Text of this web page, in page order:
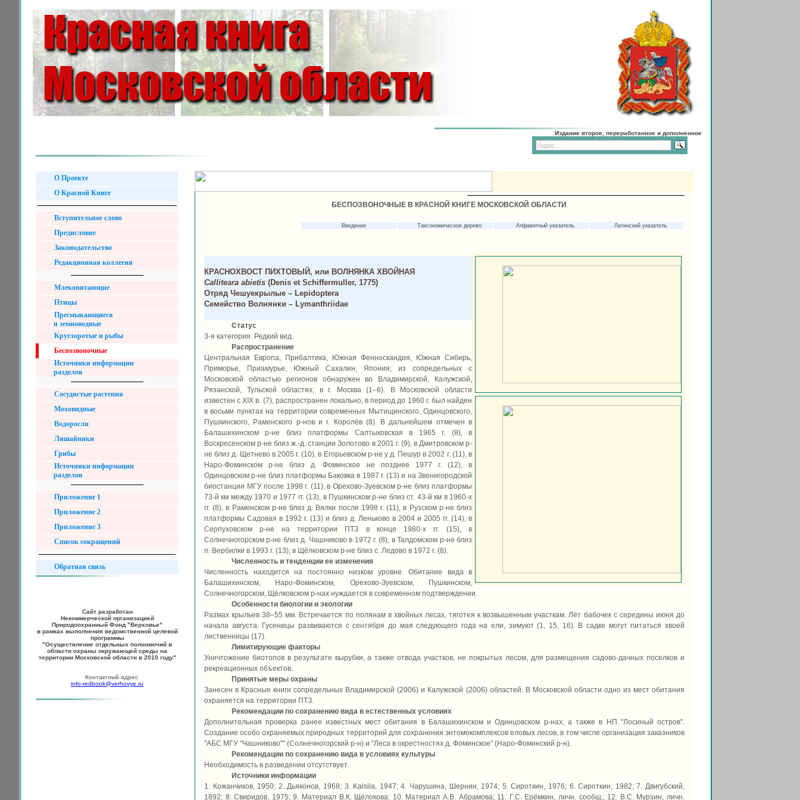
Издание второе, переработанное и дополненное
О Проекте
О Красной Книге
Вступительное слово
Предисловие
Законодательство
Редакционная коллегия
Млекопитающие
Птицы
Пресмыкающиеся
и земноводные
Круглоротые и рыбы
Беспозвоночные
Источники информации
разделов
Сосудистые растения
Моховидные
Водоросли
Лишайники
Грибы
Источники информации
разделов
Приложение 1
Приложение 2
Приложение 3
Список сокращений
Обратная связь
Сайт разработан
Некоммерческой организацией
Природоохранный Фонд "Верховье"
в рамках выполнения ведомственной целевой
программы
"Осуществление отдельных полномочий в
области охраны окружающей среды на
территории Московской области в 2010 году"
Контактный адрес
info-redbook@verhovye.ru
БЕСПОЗВОНОЧНЫЕ В КРАСНОЙ КНИГЕ МОСКОВСКОЙ ОБЛАСТИ
Введение Таксономическое дерево Алфавитный указатель Латинский указатель
КРАСНОХВОСТ ПИХТОВЫЙ, или ВОЛНЯНКА ХВОЙНАЯ
Calliteara abietis (Denis et Schiffermuller, 1775)
Отряд Чешуекрылые – Lepidoptera
Семейство Волнянки – Lymanthriidae
Статус
3-я категория. Редкий вид.
Распространение
Центральная Европа, Прибалтика, Южная Фенноскандия, Южная Сибирь,
Приморье, Приамурье, Южный Сахалин, Япония; из сопредельных с
Московской областью регионов обнаружен во Владимирской, Калужской,
Рязанской, Тульской областях, в г. Москва (1–6). В Московской области
известен с XIX в. (7), распространен локально, в период до 1960 г. был найден
в восьми пунктах на территории современных Мытищинского, Одинцовского,
Пушкинского, Раменского р-нов и г. Королёв (8). В дальнейшем отмечен в
Балашихинском р-не близ платформы Салтыковская в 1965 г. (8), в
Воскресенском р-не близ ж.-д. станции Золотово в 2001 г. (9), в Дмитровском р-
не близ д. Щетнево в 2005 г. (10), в Егорьевском р-не у д. Пешур в 2002 г. (11), в
Наро-Фоминском р-не близ д. Фоминское не позднее 1977 г. (12), в
Одинцовском р-не близ платформы Баковка в 1987 г. (13) и на Звенигородской
биостанции МГУ после 1998 г. (11), в Орехово-Зуевском р-не близ платформы
73-й км между 1970 и 1977 гг. (13), в Пушкинском р-не близ ст. 43-й км в 1960-х
гг. (8), в Раменском р-не близ д. Вялки после 1998 г. (11), в Рузском р-не близ
платформы Садовая в 1992 г. (13) и близ д. Леньково в 2004 и 2005 гг. (14), в
Серпуховском р-не на территории ПТЗ в конце 1980-х гг. (15), в
Солнечногорском р-не близ д. Чашниково в 1972 г. (8), в Талдомском р-не близ
п. Вербилки в 1993 г. (13); в Щёлковском р-не близ с. Ледово в 1972 г. (8).
Численность и тенденции ее изменения
Численность находится на постоянно низком уровне. Обитание вида в
Балашихинском, Наро-Фоминском, Орехово-Зуевском, Пушкинском,
Солнечногорском, Щёлковском р-нах нуждается в современном подтверждении.
Особенности биологии и экологии
Размах крыльев 38–55 мм. Встречается по полянам в хвойных лесах, тяготея к возвышенным участкам. Лёт бабочек с середины июня до
начала августа. Гусеницы развиваются с сентября до мая следующего года на ели, зимуют (1, 15, 16). В садке могут питаться хвоей
лиственницы (17).
Лимитирующие факторы
Уничтожение биотопов в результате вырубки, а также отвода участков, не покрытых лесом, для размещения садово-дачных поселков и
рекреационных объектов.
Принятые меры охраны
Занесен в Красные книги сопредельных Владимирской (2006) и Калужской (2006) областей. В Московской области одно из мест обитания
охраняется на территории ПТЗ.
Рекомендации по сохранению вида в естественных условиях
Дополнительная проверка ранее известных мест обитания в Балашихинском и Одинцовском р-нах, а также в НП "Лосиный остров".
Создание особо охраняемых природных территорий для сохранения энтомокомплексов еловых лесов, в том числе организация заказников
"АБС МГУ "Чашниково"" (Солнечногорский р-н) и "Леса в окрестностях д. Фоминское" (Наро-Фоминский р-н).
Рекомендации по сохранению вида в условиях культуры
Необходимость в разведении отсутствует.
Источники информации
1. Кожанчиков, 1950; 2. Дьяконов, 1968; 3. Kaisila, 1947; 4. Чарушина, Шернин, 1974; 5. Сироткин, 1976; 6. Сироткин, 1982; 7. Двигубский,
1892; 8. Свиридов, 1975; 9. Материал В.К. Щёлокова; 10. Материал А.В. Абрамова; 11. Г.С. Ерёмкин, личн. сообщ.; 12. В.С. Мурзин, личн.